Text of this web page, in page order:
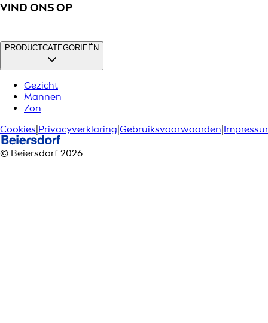
VIND ONS OP
PRODUCTCATEGORIEËN
Gezicht
Mannen
Zon
Cookies|Privacyverklaring|Gebruiksvoorwaarden|
© Beiersdorf 2026